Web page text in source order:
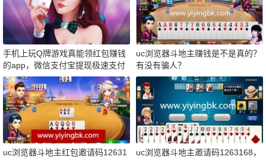
手机上玩Q牌游戏真能领红包赚钱
的app，微信支付宝提现极速支付
不是骗人的
uc浏览器斗地主赚钱是不是真的？
有没有骗人？
uc浏览器斗地主红包邀请码12631
uc浏览器斗地主邀请码1263168，